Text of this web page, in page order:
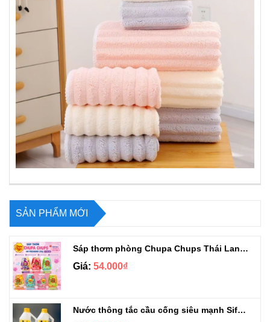
SẢN PHẨM MỚI
Sáp thơm phòng Chupa Chups Thái Lan 230g
Giá: 54.000₫
Nước thông tắc cầu cống siêu mạnh Sifa 1.4kg